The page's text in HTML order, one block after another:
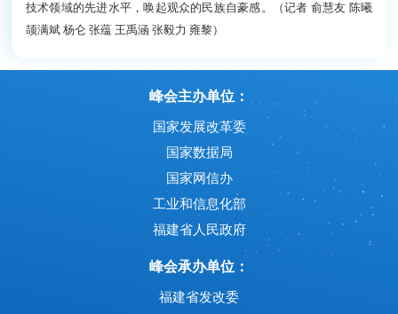
技术领域的先进水平，唤起观众的民族自豪感。（记者 俞慧友 陈曦
颉满斌 杨仑 张蕴 王禹涵 张毅力 雍黎）
峰会主办单位：
国家发展改革委
国家数据局
国家网信办
工业和信息化部
福建省人民政府
峰会承办单位：
福建省发改委